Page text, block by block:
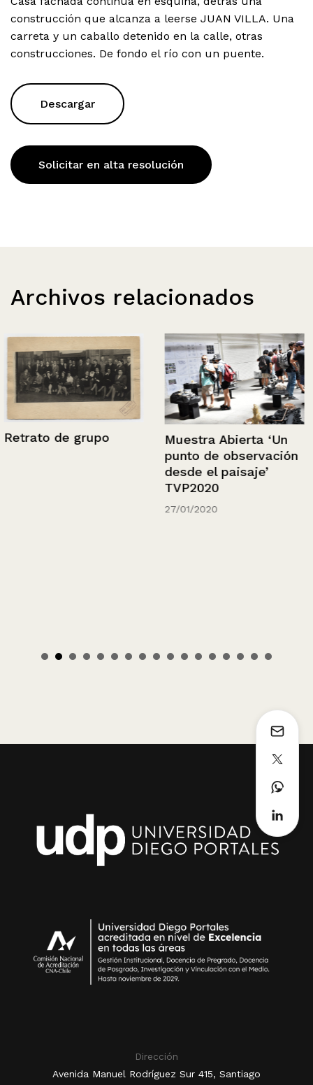
construcción que alcanza a leerse JUAN VILLA. Una
carreta y un caballo detenido en la calle, otras
construcciones. De fondo el río con un puente.
Descargar
Solicitar en alta resolución
Archivos relacionados
Retrato de grupo
Muestra Abierta ‘Un
punto de observación
desde el paisaje’
TVP2020
27/01/2020
Dirección
Avenida Manuel Rodríguez Sur 415, Santiago